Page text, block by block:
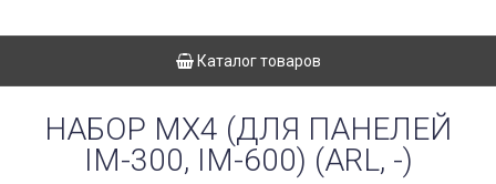
Каталог товаров
НАБОР MX4 (ДЛЯ ПАНЕЛЕЙ
IM-300, IM-600) (ARL, -)